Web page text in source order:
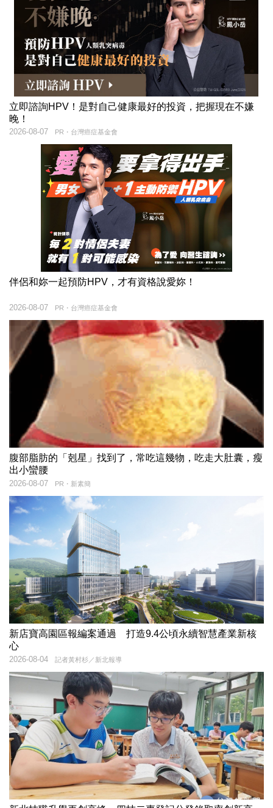
立即諮詢HPV！是對自己健康最好的投資，把握現在不嫌
晚！
PR・台灣癌症基金會
2026-08-07
伴侶和妳一起預防HPV，才有資格說愛妳！
PR・台灣癌症基金會
2026-08-07
腹部脂肪的「剋星」找到了，常吃這幾物，吃走大肚囊，瘦
出小蠻腰
PR・新素簡
2026-08-07
新店寶高園區報編案通過 打造9.4公頃永續智慧產業新核
心
記者黃村杉／新北報導
2026-08-04